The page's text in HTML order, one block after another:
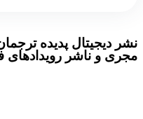
نشر دیجیتال پدیده
مجری و ناشر رویدادهای